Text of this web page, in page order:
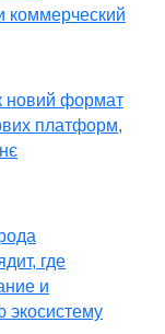
коммерческий
новий формат
платформ,
где
и